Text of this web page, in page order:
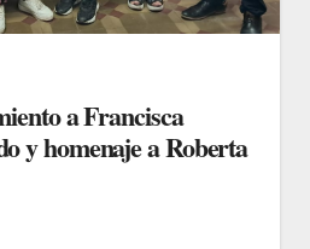
a Francisca
y homenaje a Roberta